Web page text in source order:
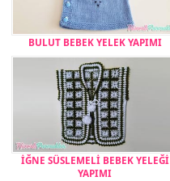
BULUT BEBEK YELEK YAPIMI
İĞNE SÜSLEMELİ BEBEK YELEĞİ
YAPIMI